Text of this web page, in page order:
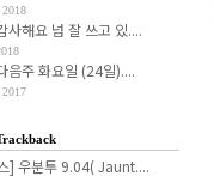
2018
사해요 넘 잘 쓰고 있....
음주 화요일 (24일)....
2017
] 우분투 9.04( Jaunt....